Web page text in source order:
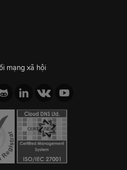
mạng xã hội